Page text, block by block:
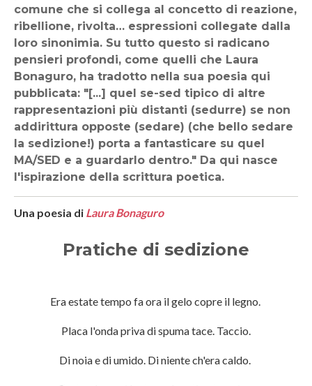
comune che si collega al concetto di reazione,
ribellione, rivolta… espressioni collegate dalla
loro sinonimia. Su tutto questo si radicano
pensieri profondi, come quelli che Laura
Bonaguro, ha tradotto nella sua poesia qui
pubblicata: "[...] quel se-sed tipico di altre
rappresentazioni più distanti (sedurre) se non
addirittura opposte (sedare) (che bello sedare
la sedizione!) porta a fantasticare su quel
MA/SED e a guardarlo dentro." Da qui nasce
l'ispirazione della scrittura poetica.
Una poesia di Laura Bonaguro
Pratiche di sedizione
Era estate tempo fa ora il gelo copre il legno.
Placa l'onda priva di spuma tace. Taccio.
Di noia e di umido. Di niente ch'era caldo.